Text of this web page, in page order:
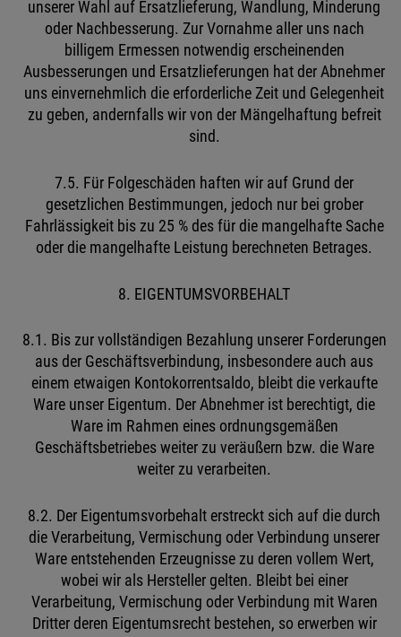
unserer Wahl auf Ersatzlieferung, Wandlung, Minderung
oder Nachbesserung. Zur Vornahme aller uns nach
billigem Ermessen notwendig erscheinenden
Ausbesserungen und Ersatzlieferungen hat der Abnehmer
uns einvernehmlich die erforderliche Zeit und Gelegenheit
zu geben, andernfalls wir von der Mängelhaftung befreit
sind.
7.5. Für Folgeschäden haften wir auf Grund der
gesetzlichen Bestimmungen, jedoch nur bei grober
Fahrlässigkeit bis zu 25 % des für die mangelhafte Sache
oder die mangelhafte Leistung berechneten Betrages.
8. EIGENTUMSVORBEHALT
8.1. Bis zur vollständigen Bezahlung unserer Forderungen
aus der Geschäftsverbindung, insbesondere auch aus
einem etwaigen Kontokorrentsaldo, bleibt die verkaufte
Ware unser Eigentum. Der Abnehmer ist berechtigt, die
Ware im Rahmen eines ordnungsgemäßen
Geschäftsbetriebes weiter zu veräußern bzw. die Ware
weiter zu verarbeiten.
8.2. Der Eigentumsvorbehalt erstreckt sich auf die durch
die Verarbeitung, Vermischung oder Verbindung unserer
Ware entstehenden Erzeugnisse zu deren vollem Wert,
wobei wir als Hersteller gelten. Bleibt bei einer
Verarbeitung, Vermischung oder Verbindung mit Waren
Dritter deren Eigentumsrecht bestehen, so erwerben wir